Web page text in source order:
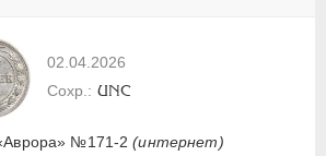
02.04.2026
№171-2(интернет)
UNC